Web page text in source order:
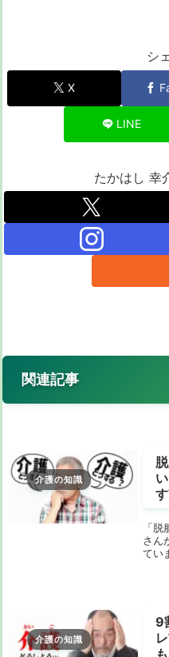
シ
X
LINE
たかはし 幸
関連記事
介護の知識
「
さん
てい
介護の知識
9